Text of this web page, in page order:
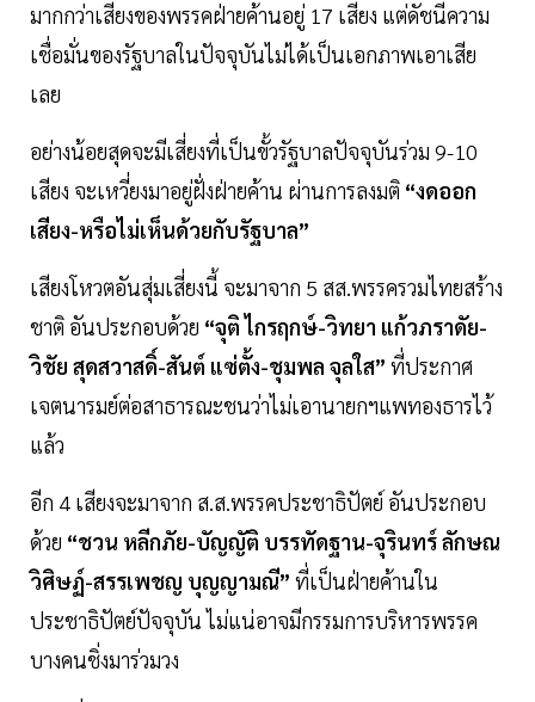
มากกว่าเสียงของพรรคฝ่ายค้านอยู่ 17 เสียง แต่ดัชนีความ
เชื่อมั่นของรัฐบาลในปัจจุบันไม่ได้เป็นเอกภาพเอาเสีย
เลย
อย่างน้อยสุดจะมีเสี่ยงที่เป็นขั้วรัฐบาลปัจจุบันร่วม 9-10
เสียง จะเหวี่ยงมาอยู่ฝั่งฝ่ายค้าน ผ่านการลงมติ “งดออก
เสียง-หรือไม่เห็นด้วยกับรัฐบาล”
เสียงโหวตอันสุ่มเสี่ยงนี้ จะมาจาก 5 สส.พรรครวมไทยสร้าง
ชาติ อันประกอบด้วย “จุติ ไกรฤกษ์-วิทยา แก้วภราดัย-
วิชัย สุดสวาสดิ์-สันต์ แซ่ตั้ง-ชุมพล จุลใส” ที่ประกาศ
เจตนารมย์ต่อสาธารณะชนว่าไม่เอานายกฯแพทองธารไว้
แล้ว
อีก 4 เสียงจะมาจาก ส.ส.พรรคประชาธิปัตย์ อันประกอบ
ด้วย “ชวน หลีกภัย-บัญญัติ บรรทัดฐาน-จุรินทร์ ลักษณ
วิศิษฏ์-สรรเพชญ บุญญามณี” ที่เป็นฝ่ายค้านใน
ประชาธิปัตย์ปัจจุบัน ไม่แน่อาจมีกรรมการบริหารพรรค
บางคนชิ่งมาร่วมวง